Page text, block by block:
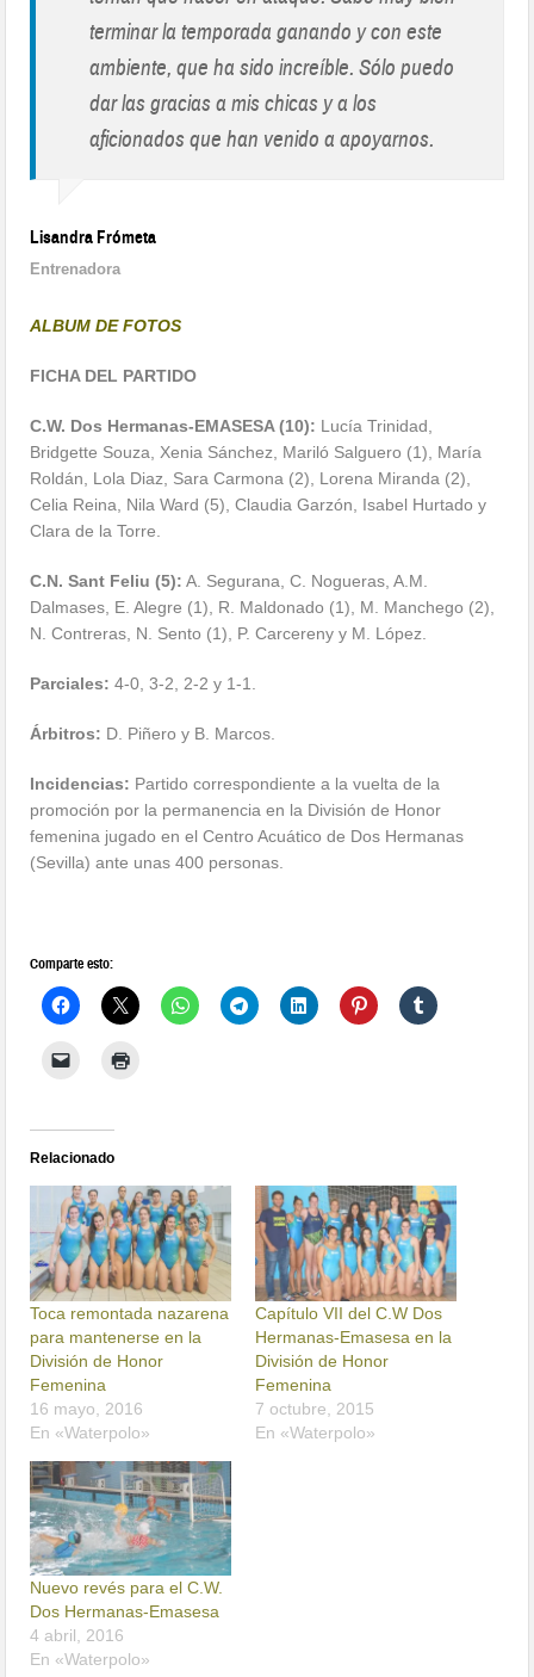
terminar la temporada ganando y con este
ambiente, que ha sido increíble. Sólo puedo
dar las gracias a mis chicas y a los
aficionados que han venido a apoyarnos.
Lisandra Frómeta
Entrenadora
ALBUM DE FOTOS
FICHA DEL PARTIDO
C.W. Dos Hermanas-EMASESA (10): Lucía Trinidad,
Bridgette Souza, Xenia Sánchez, Mariló Salguero (1), María
Roldán, Lola Diaz, Sara Carmona (2), Lorena Miranda (2),
Celia Reina, Nila Ward (5), Claudia Garzón, Isabel Hurtado y
Clara de la Torre.
C.N. Sant Feliu (5): A. Segurana, C. Nogueras, A.M.
Dalmases, E. Alegre (1), R. Maldonado (1), M. Manchego (2),
N. Contreras, N. Sento (1), P. Carcereny y M. López.
Parciales: 4-0, 3-2, 2-2 y 1-1.
Árbitros: D. Piñero y B. Marcos.
Incidencias: Partido correspondiente a la vuelta de la
promoción por la permanencia en la División de Honor
femenina jugado en el Centro Acuático de Dos Hermanas
(Sevilla) ante unas 400 personas.
Comparte esto:
Relacionado
Toca remontada nazarena
para mantenerse en la
División de Honor
Femenina
16 mayo, 2016
En «Waterpolo»
Capítulo VII del C.W Dos
Hermanas-Emasesa en la
División de Honor
Femenina
7 octubre, 2015
En «Waterpolo»
Nuevo revés para el C.W.
Dos Hermanas-Emasesa
4 abril, 2016
En «Waterpolo»